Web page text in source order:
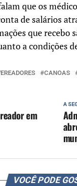
que os
de salários
que recebo
a condições
CANOAS
A
em
VOCÊ PODE